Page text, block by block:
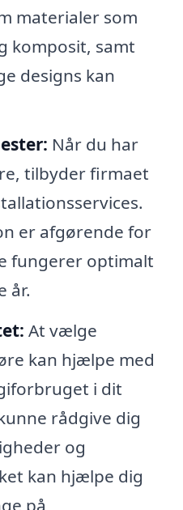
materialer som
komposit, samt
designs kan
Når du har
tilbyder firmaet
er afgørende for
fungerer optimalt
år.
At vælge
kan hjælpe med
i dit
rådgive dig
og
kan hjælpe dig
på